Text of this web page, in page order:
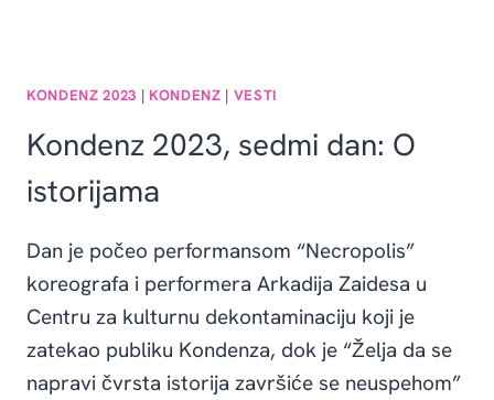
KONDENZ 2023 | KONDENZ | VESTI
Kondenz 2023, sedmi dan: O
istorijama
Dan je počeo performansom “Necropolis”
koreografa i performera Arkadija Zaidesa u
Centru za kulturnu dekontaminaciju koji je
zatekao publiku Kondenza, dok je “Želja da se
napravi čvrsta istorija završiće se neuspehom”